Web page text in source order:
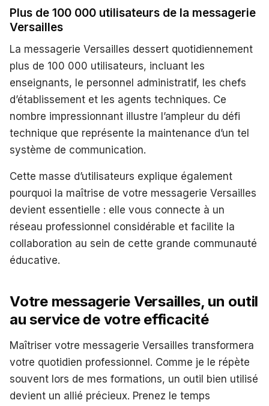
Plus de 100 000 utilisateurs de la messagerie
Versailles
La messagerie Versailles dessert quotidiennement
plus de 100 000 utilisateurs, incluant les
enseignants, le personnel administratif, les chefs
d’établissement et les agents techniques. Ce
nombre impressionnant illustre l’ampleur du défi
technique que représente la maintenance d’un tel
système de communication.
Cette masse d’utilisateurs explique également
pourquoi la maîtrise de votre messagerie Versailles
devient essentielle : elle vous connecte à un
réseau professionnel considérable et facilite la
collaboration au sein de cette grande communauté
éducative.
Votre messagerie Versailles, un outil
au service de votre efficacité
Maîtriser votre messagerie Versailles transformera
votre quotidien professionnel. Comme je le répète
souvent lors de mes formations, un outil bien utilisé
devient un allié précieux. Prenez le temps